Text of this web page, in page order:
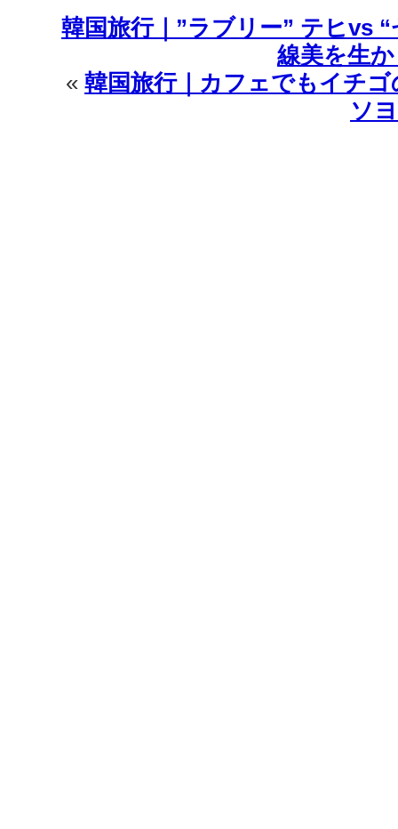
韓国旅行｜”ラブリー” テヒvs
線美を生
« 韓国旅行｜カフェでもイチ
ソ